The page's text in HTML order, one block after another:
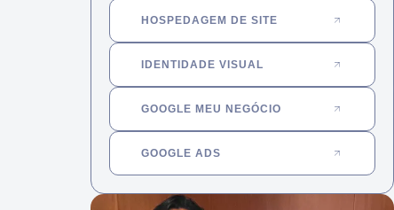
HOSPEDAGEM DE SITE
IDENTIDADE VISUAL
GOOGLE MEU NEGÓCIO
GOOGLE ADS